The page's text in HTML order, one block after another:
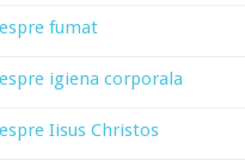
fumat
igiena corporala
Iisus Christos